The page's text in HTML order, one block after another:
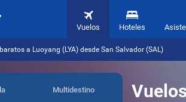
Vuelos Hoteles
a Luoyang (LYA) desde San Salvador (SAL)
Multidestino